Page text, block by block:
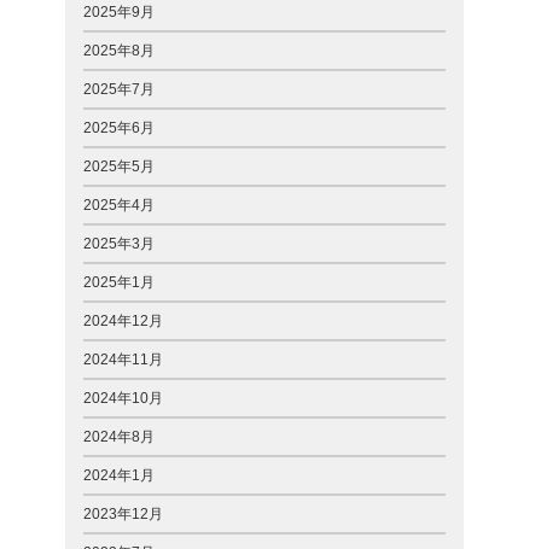
2025年9月
2025年8月
2025年7月
2025年6月
2025年5月
2025年4月
2025年3月
2025年1月
2024年12月
2024年11月
2024年10月
2024年8月
2024年1月
2023年12月